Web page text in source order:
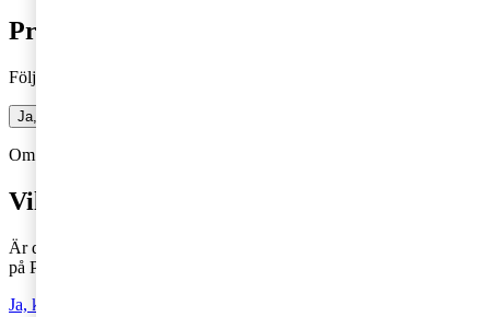
Prenumerera på bloggen
Följ vår blogg och få insikter som driver tillväxt
Ja, jag vill prenumerera på Företagarbloggen
Om du inte får fram något formulär via knappen ovan,
Vill du veta mer?
Är du intresserad av våra tjänster och vill komma i kontakt med oss
på PwC?
Ja, kontakta mig